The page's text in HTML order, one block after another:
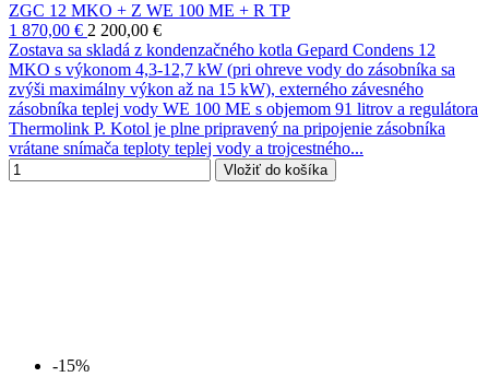
ZGC 12 MKO + Z WE 100 ME + R TP
1 870,00 € 2 200,00 €
Zostava sa skladá z kondenzačného kotla Gepard Condens 12
MKO s výkonom 4,3-12,7 kW (pri ohreve vody do zásobníka sa
zvýši maximálny výkon až na 15 kW), externého závesného
zásobníka teplej vody WE 100 ME s objemom 91 litrov a regulátora
Thermolink P. Kotol je plne pripravený na pripojenie zásobníka
vrátane snímača teploty teplej vody a trojcestného...
Vložiť do košíka
-15%